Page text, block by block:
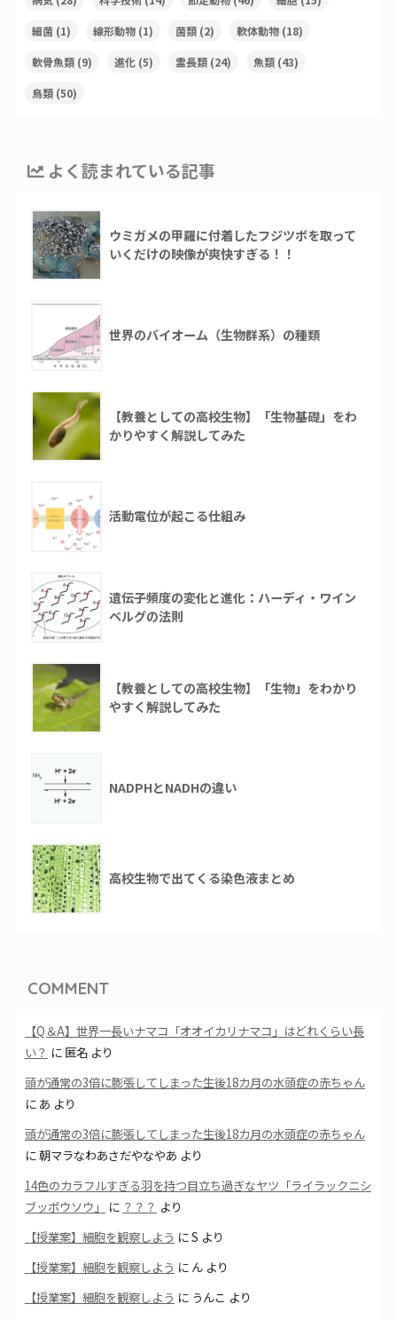
細菌(1) 線形動物(1) 菌類(2) 軟体動物(18)
軟骨魚類(9) 進化(5) 霊長類(24) 魚類(43)
鳥類(50)
よく読まれている記事
ウミガメの甲羅に付着したフジツボを取って
いくだけの映像が爽快すぎる！！
世界のバイオーム（生物群系）の種類
【教養としての高校生物】「生物基礎」をわ
かりやすく解説してみた
活動電位が起こる仕組み
遺伝子頻度の変化と進化：ハーディ・ワイン
ベルグの法則
【教養としての高校生物】「生物」をわかり
やすく解説してみた
NADPHとNADHの違い
高校生物で出てくる染色液まとめ
COMMENT
【Q＆A】世界一長いナマコ「オオイカリナマコ」はどれくらい長
い？ に 匿名より
頭が通常の3倍に膨張してしまった生後18カ月の水頭症の赤ちゃん
に あ より
頭が通常の3倍に膨張してしまった生後18カ月の水頭症の赤ちゃん
に朝マラなわあさだやなやあ より
14色のカラフルすぎる羽を持つ目立ち過ぎなヤツ「ライラックニシ
ブッポウソウ」
に ？？？ より
【授業案】細胞を観察しよう にS より
【授業案】細胞を観察しよう に んより
【授業案】細胞を観察しよう に うんこ より